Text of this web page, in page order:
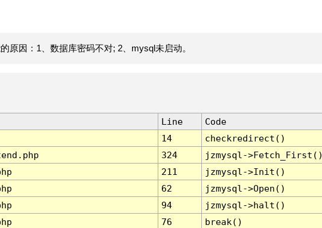
原因：1、数据库密码不对; 2、mysql未启动。
Line
Code
14
checkredirect()
324
jzmysql-
211
jzmysql->Init()
62
jzmysql->Open()
94
jzmysql->halt()
76 break()